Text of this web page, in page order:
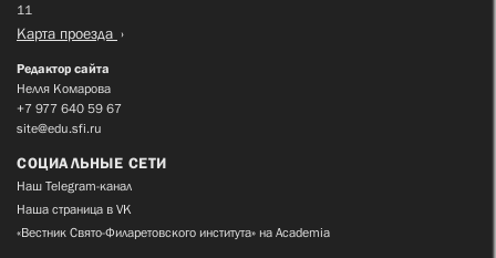
11
Карта проезда
Редактор сайта
Нелля Комарова
+7 977 640 59 67
site@edu.sfi.ru
СОЦИАЛЬНЫЕ СЕТИ
Наш Telegram-канал
Наша страница в VK
«Вестник Свято-Филаретовского института» на Academia